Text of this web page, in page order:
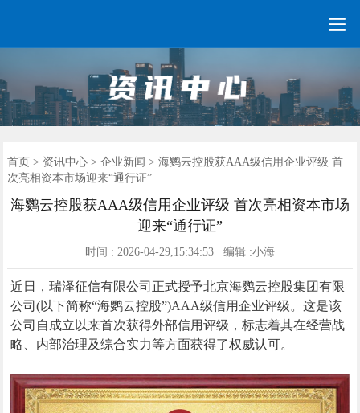

首页
GEO常见问题
GEO优化
海外GEO
网络营销
企业培训
软件开发
政策申报
资讯中心
关于我们
首页 > 资讯中心> 企业新闻 > 海鹦云控股获AAA级信用企业评级 首
次亮相资本市场迎来“通行证”
海鹦云控股获AAA级信用企业评级 首次亮相资本市场
迎来“通行证”
时间 : 2026-04-29,15:34:53 编辑 :小海
近日，瑞泽征信有限公司正式授予北京海鹦云控股集团有限
公司(以下简称“海鹦云控股”)AAA级信用企业评级。这是该
公司自成立以来首次获得外部信用评级，标志着其在经营战
略、内部治理及综合实力等方面获得了权威认可。